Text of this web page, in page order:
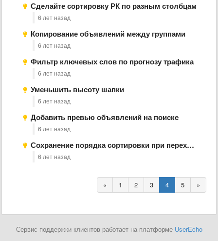
Сделайте сортировку РК по разным столбцам
6 лет назад
Копирование объявлений между группами
6 лет назад
Фильтр ключевых слов по прогнозу трафика
6 лет назад
Уменьшить высоту шапки
6 лет назад
Добавить превью объявлений на поиске
6 лет назад
Сохранение порядка сортировки при переходах между рекламными кампаниями
6 лет назад
« 1 2 3 4 5 »
Сервис поддержки клиентов работает на платформе UserEcho